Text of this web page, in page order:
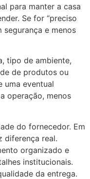
para manter a casa
Se for “preciso
e menos
tipo de ambiente,
de produtos ou
uma eventual
operação, menos
do fornecedor. Em
diferença real.
organizado e
institucionais.
da entrega.